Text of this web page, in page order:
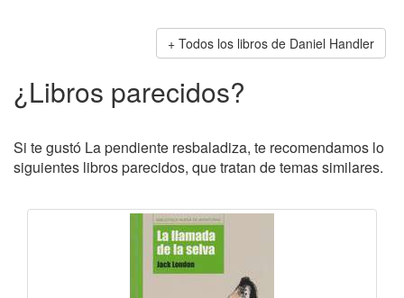
Todos los libros de Daniel Handler
¿Libros parecidos?
Si te gustó La pendiente resbaladiza, te recomendamos lo
siguientes libros parecidos, que tratan de temas similares.